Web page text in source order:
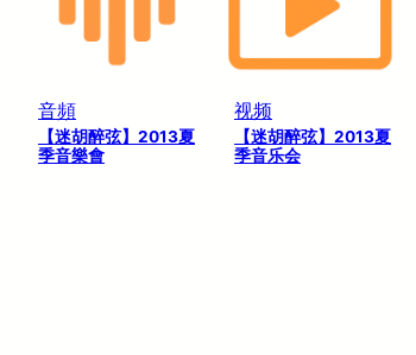
音頻
【迷胡醉弦】2013夏
季音樂會
视频
【迷胡醉弦】2013夏
季音乐会